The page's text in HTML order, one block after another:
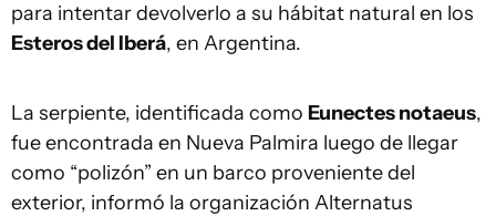
para intentar devolverlo a su hábitat natural en los
Esteros del Iberá, en Argentina.
La serpiente, identificada como Eunectes notaeus,
fue encontrada en Nueva Palmira luego de llegar
como “polizón” en un barco proveniente del
exterior, informó la organización Alternatus